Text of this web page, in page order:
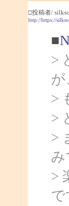
□投稿者/
http://https://
■
>
が
>
>
>
み
>
で